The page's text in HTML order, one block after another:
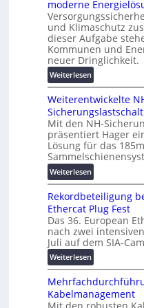
ö
s
u
n
g
e
n
u
n
d
d
i
g
i
l
e
T
r
a
n
s
p
a
r
e
n
z
s
c
h
i
n
e
n
b
a
u
:
F
o
r
s
h
u
n
g
s
f
r
d
moderne
und Klimaschutz
dieser Aufgabe
Kommunen und
neuer Dringlichkeit.
Weiterlesen:
V
o
l
t
a
-
X
2
0
2
7
w
i
r
d
z
u
m
Weiterentwickelte
Mit den NH-
präsentiert Hager
Lösung für das
Weiterlesen:
W
e
i
t
e
r
e
n
t
w
Rekordbeteiligung
Ethercat Plug Fest
Das 36. European
nach zwei
Juli auf dem SIA-
Weiterlesen:
R
e
k
o
Kabelmanagement